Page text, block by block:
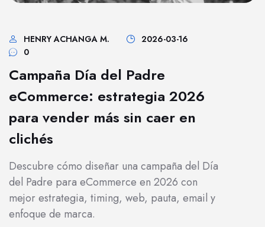
HENRY ACHANGA M.
2026-03-16
0
Campaña Día del Padre
eCommerce: estrategia 2026
para vender más sin caer en
clichés
Descubre cómo diseñar una campaña del Día
del Padre para eCommerce en 2026 con
mejor estrategia, timing, web, pauta, email y
enfoque de marca.